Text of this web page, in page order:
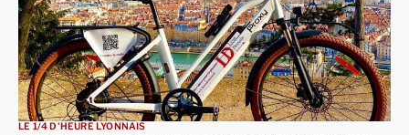
LE 1/4 D'HEURE LYONNAIS